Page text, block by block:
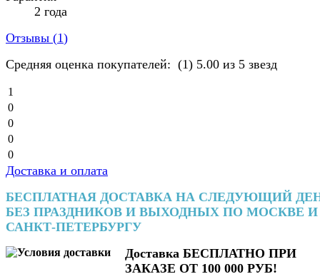
2 года
Отзывы (1)
Средняя оценка покупателей: (1) 5.00 из 5 звезд
1
0
0
0
0
Доставка и оплата
БЕСПЛАТНАЯ ДОСТАВКА НА СЛЕДУЮЩИЙ
БЕЗ ПРАЗДНИКОВ И ВЫХОДНЫХ ПО МОСКВЕ И
САНКТ-ПЕТЕРБУРГУ
Доставка БЕСПЛАТНО ПРИ
ЗАКАЗЕ ОТ 100 000 РУБ!